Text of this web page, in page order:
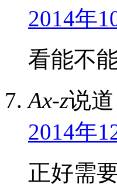
2014年
看能不
Ax-z说道
2014年
正好需